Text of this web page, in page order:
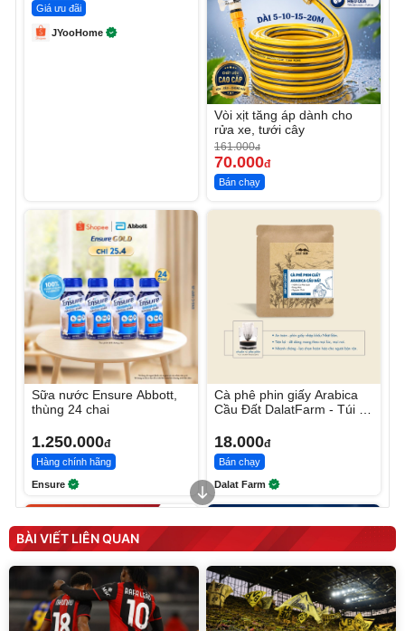
Giá ưu đãi
JYooHome
Vòi xịt tăng áp dành cho
rửa xe, tưới cây
161.000đ
70.000đ
Bán chạy
Sữa nước Ensure Abbott,
thùng 24 chai
1.250.000đ
Hàng chính hãng
Ensure
Cà phê phin giấy Arabica
Cầu Đất DalatFarm - Túi 10
18.000đ
Bán chạy
Dalat Farm
BÀI VIẾT LIÊN QUAN